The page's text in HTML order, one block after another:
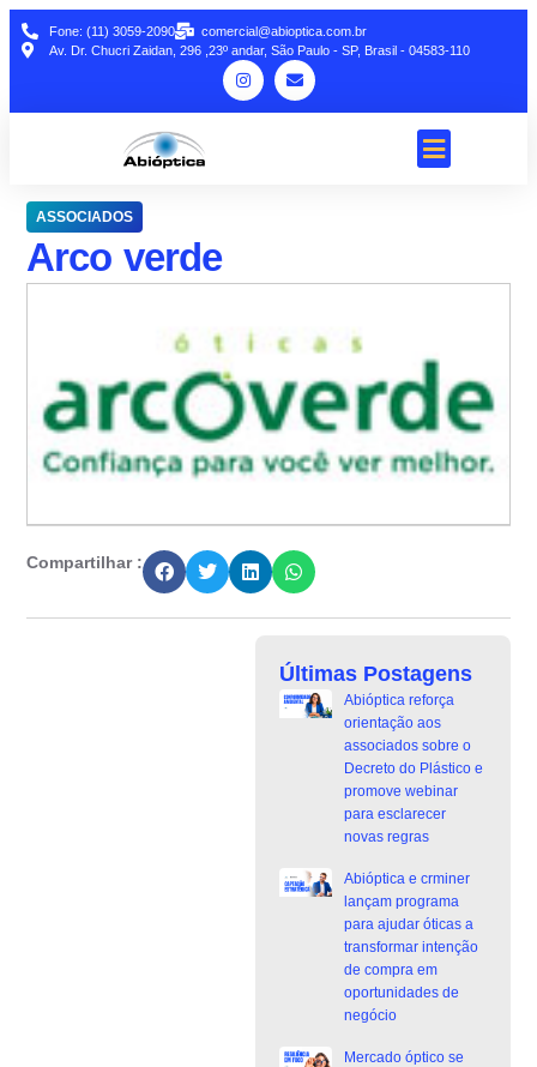
Fone: (11) 3059-2090
comercial@abioptica.com.br
Av. Dr. Chucri Zaidan, 296 ,23º andar, São Paulo - SP, Brasil - 04583-110
ASSOCIADOS
Arco verde
Compartilhar :
Últimas Postagens
Abióptica reforça
orientação aos
associados sobre o
Decreto do Plástico e
promove webinar
para esclarecer
novas regras
Abióptica e crminer
lançam programa
para ajudar óticas a
transformar intenção
de compra em
oportunidades de
negócio
Mercado óptico se